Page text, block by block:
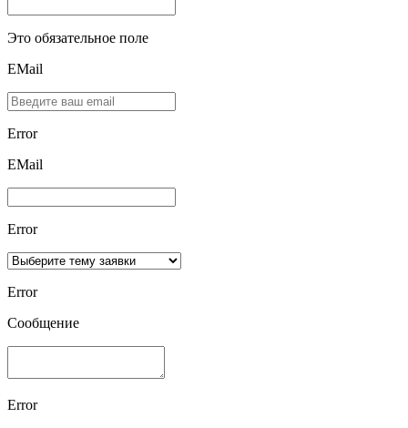
Это обязательное поле
EMail
Error
ЕMаil
Error
Error
Сообщение
Error